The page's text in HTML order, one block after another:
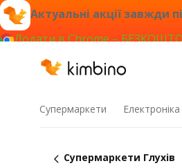
Актуальні акції завжди
Додати в Chrome –
Супермаркети Електроніка
Супермаркети Глухів